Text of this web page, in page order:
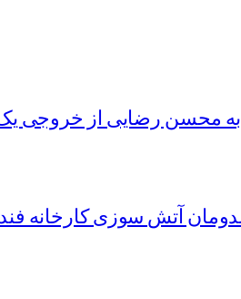
محسن رضایی از خروجی
آتش سوزی کارخانه